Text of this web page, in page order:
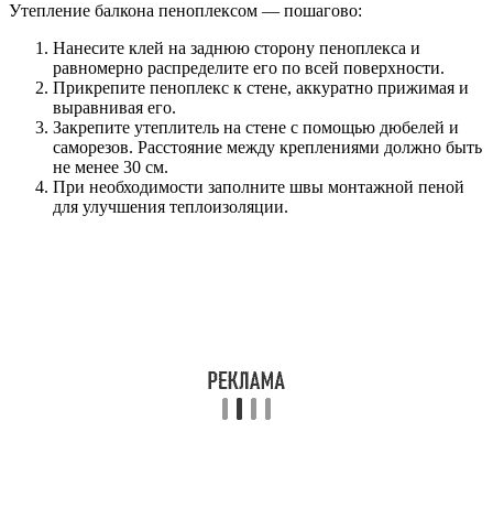
Утепление балкона пеноплексом — пошагово:
Нанесите клей на заднюю сторону пеноплекса и
равномерно распределите его по всей поверхности.
Прикрепите пеноплекс к стене, аккуратно прижимая и
выравнивая его.
Закрепите утеплитель на стене с помощью дюбелей и
саморезов. Расстояние между креплениями должно быть
не менее 30 см.
При необходимости заполните швы монтажной пеной
для улучшения теплоизоляции.